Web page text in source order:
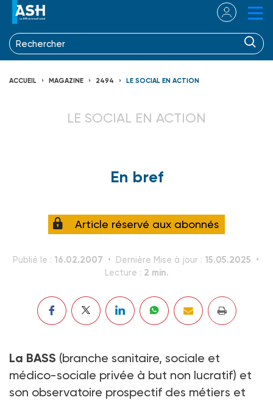
ACCUEIL MAGAZINE 2494 LE SOCIAL EN ACTION
LE SOCIAL EN ACTION
En bref
Article réservé aux abonnés
Publié le : 16.02.2007 Dernière Mise à jour : 15.05.2025
Lecture : 2 min.
La BASS (branche sanitaire, sociale et
médico-sociale privée à but non lucratif) et
son observatoire prospectif des métiers et